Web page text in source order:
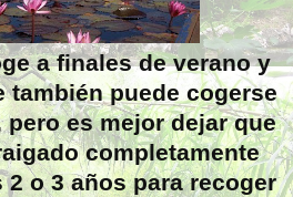
a finales de verano y
también puede cogerse
pero es mejor dejar que
completamente
o 3 años para recoger